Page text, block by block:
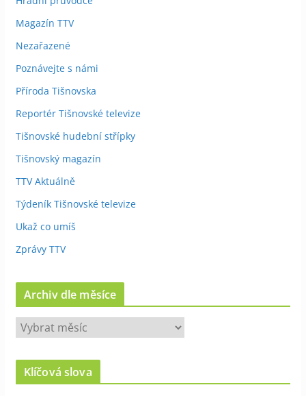
Magazín TTV
Nezařazené
Poznávejte s námi
Příroda Tišnovska
Reportér Tišnovské televize
Tišnovské hudební střípky
Tišnovský magazín
TTV Aktuálně
Týdeník Tišnovské televize
Ukaž co umíš
Zprávy TTV
Archiv dle měsíce
A
c
Klíčová slova